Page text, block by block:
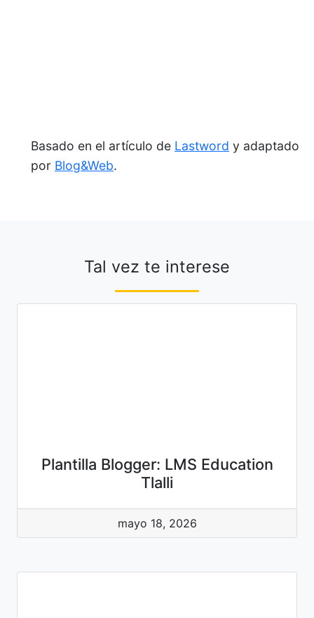
Basado en el artículo de Lastword y adaptado
por Blog&Web.
Tal vez te interese
Plantilla Blogger: LMS Education
Tlalli
mayo 18, 2026